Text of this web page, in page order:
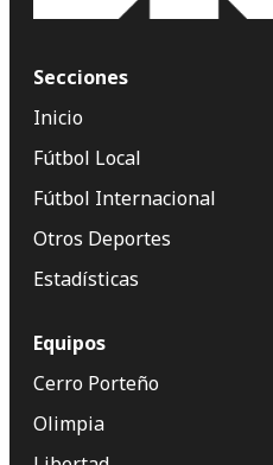
Secciones
Inicio
Fútbol Local
Fútbol Internacional
Otros Deportes
Estadísticas
Equipos
Cerro Porteño
Olimpia